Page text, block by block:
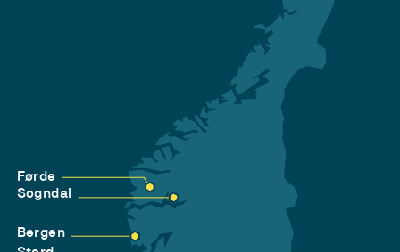
Førde
Sogndal
Bergen